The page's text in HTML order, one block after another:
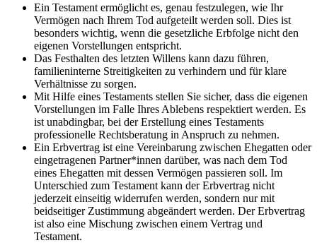
Ein Testament ermöglicht es, genau festzulegen, wie Ihr
Vermögen nach Ihrem Tod aufgeteilt werden soll. Dies ist
besonders wichtig, wenn die gesetzliche Erbfolge nicht den
eigenen Vorstellungen entspricht.
Das Festhalten des letzten Willens kann dazu führen,
familieninterne Streitigkeiten zu verhindern und für klare
Verhältnisse zu sorgen.
Mit Hilfe eines Testaments stellen Sie sicher, dass die eigenen
Vorstellungen im Falle Ihres Ablebens respektiert werden. Es
ist unabdingbar, bei der Erstellung eines Testaments
professionelle Rechtsberatung in Anspruch zu nehmen.
Ein Erbvertrag ist eine Vereinbarung zwischen Ehegatten oder
eingetragenen Partner*innen darüber, was nach dem Tod
eines Ehegatten mit dessen Vermögen passieren soll. Im
Unterschied zum Testament kann der Erbvertrag nicht
jederzeit einseitig widerrufen werden, sondern nur mit
beidseitiger Zustimmung abgeändert werden. Der Erbvertrag
ist also eine Mischung zwischen einem Vertrag und
Testament.